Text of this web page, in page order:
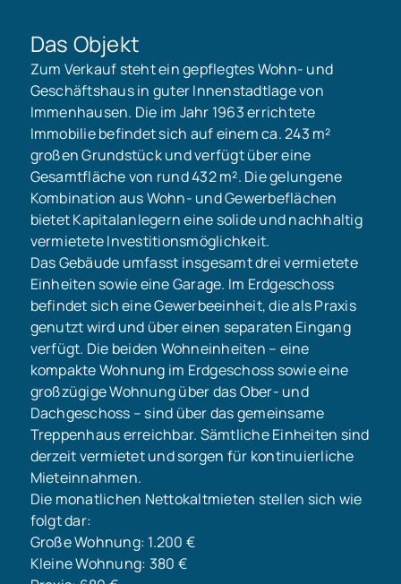
Das Objekt
Zum Verkauf steht ein gepflegtes Wohn- und
Geschäftshaus in guter Innenstadtlage von
Immenhausen. Die im Jahr 1963 errichtete
Immobilie befindet sich auf einem ca. 243 m²
großen Grundstück und verfügt über eine
Gesamtfläche von rund 432 m². Die gelungene
Kombination aus Wohn- und Gewerbeflächen
bietet Kapitalanlegern eine solide und nachhaltig
vermietete Investitionsmöglichkeit.
Das Gebäude umfasst insgesamt drei vermietete
Einheiten sowie eine Garage. Im Erdgeschoss
befindet sich eine Gewerbeeinheit, die als Praxis
genutzt wird und über einen separaten Eingang
verfügt. Die beiden Wohneinheiten – eine
kompakte Wohnung im Erdgeschoss sowie eine
großzügige Wohnung über das Ober- und
Dachgeschoss – sind über das gemeinsame
Treppenhaus erreichbar. Sämtliche Einheiten sind
derzeit vermietet und sorgen für kontinuierliche
Mieteinnahmen.
Die monatlichen Nettokaltmieten stellen sich wie
folgt dar:
Große Wohnung: 1.200 €
Kleine Wohnung: 380 €